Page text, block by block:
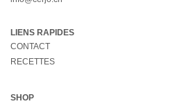
LIENS RAPIDES
CONTACT
RECETTES
SHOP